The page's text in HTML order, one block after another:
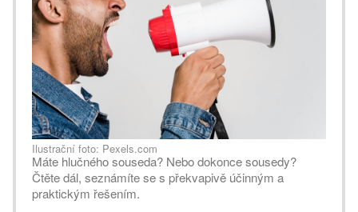
Ilustrační foto: Pexels.com
Máte hlučného souseda? Nebo dokonce sousedy?
Čtěte dál, seznámíte se s překvapivě účinným a
praktickým řešením.